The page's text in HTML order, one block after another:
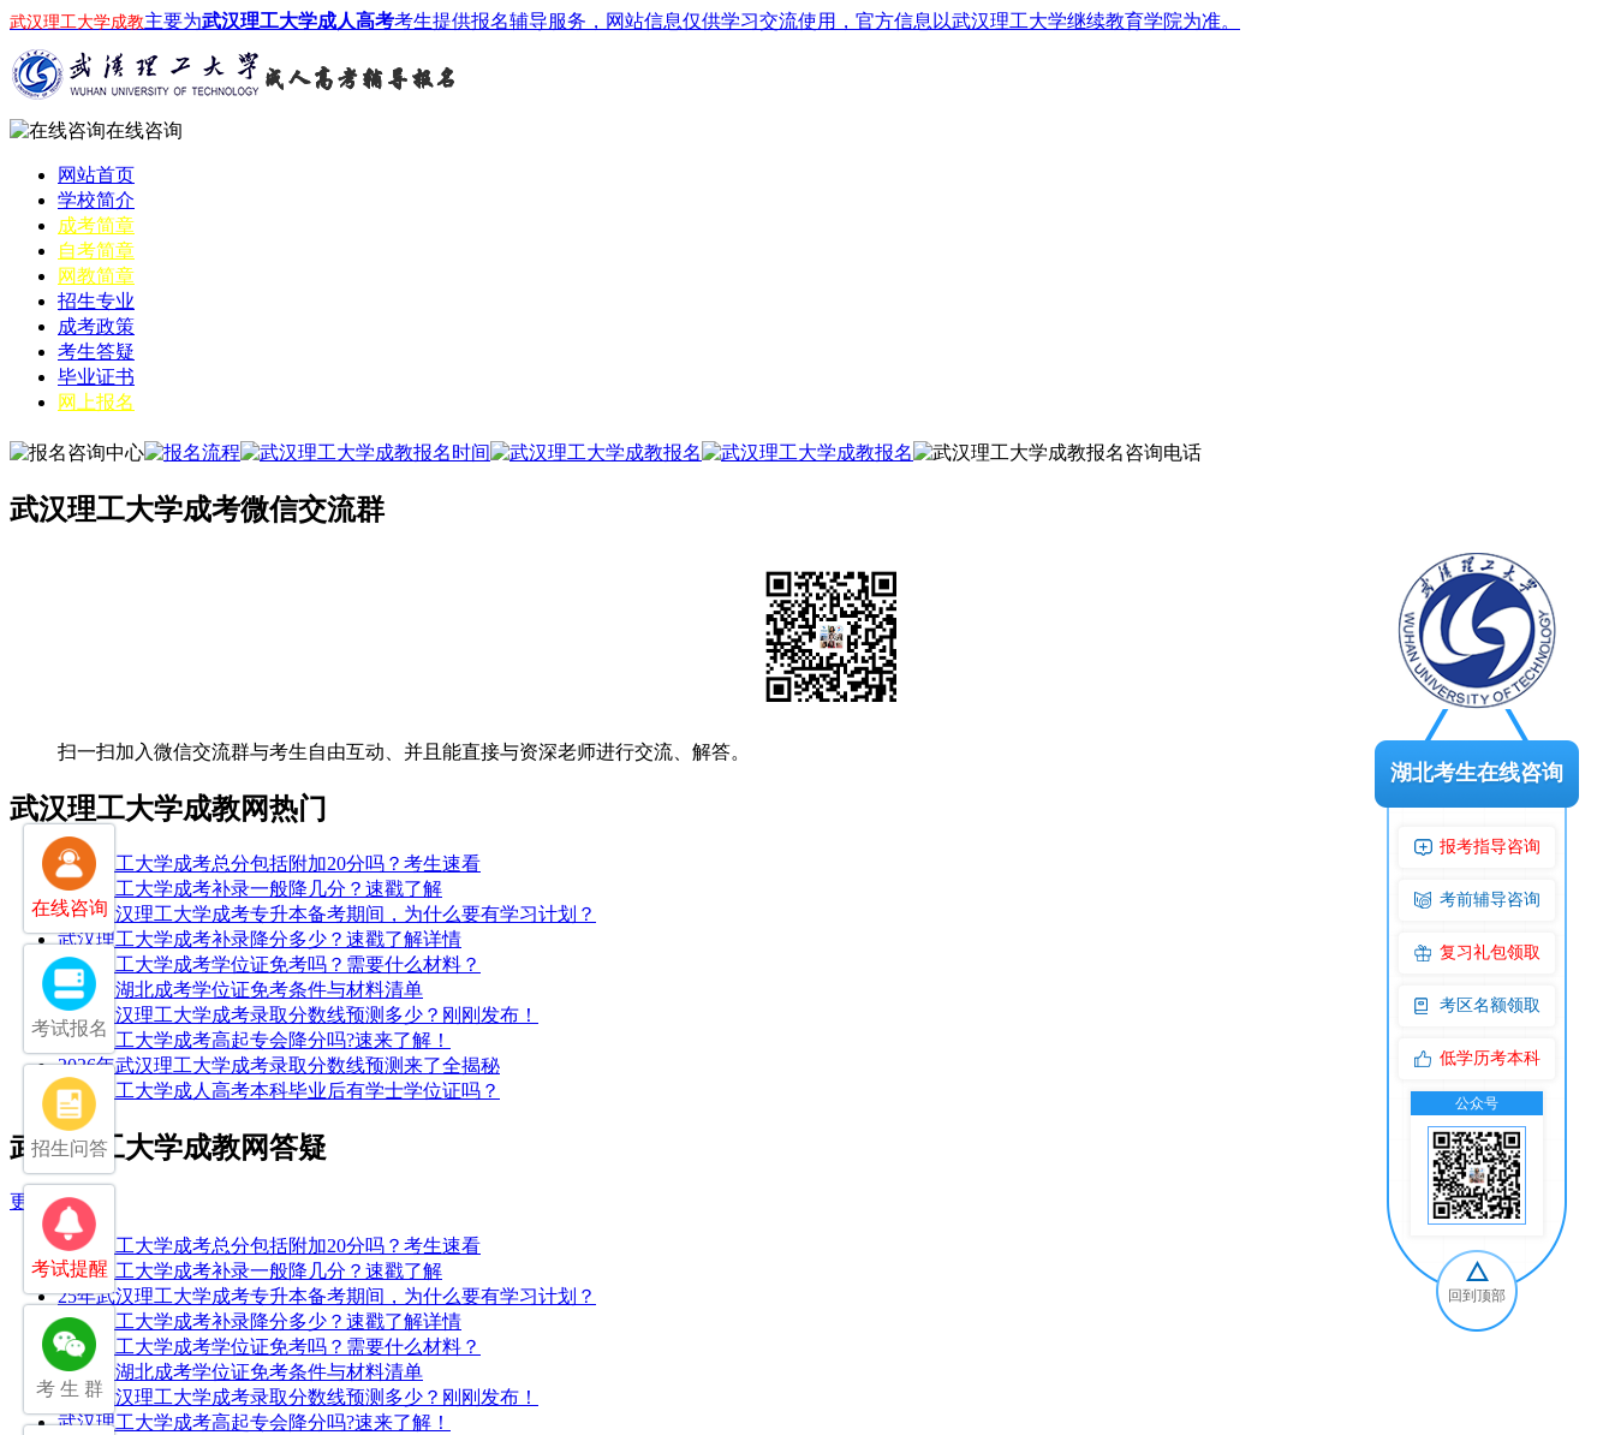
武汉理工大学成教主要为武汉理工大学成人高考考生提供报名辅导服务，网站信息仅供学习交流使用，官方信息以武汉理工大学继续教育学院为准。
在线咨询
网站首页
学校简介
成考简章
自考简章
网教简章
招生专业
成考政策
考生答疑
毕业证书
网上报名
武汉理工大学成考微信交流群
扫一扫加入微信交流群与考生自由互动、并且能直接与资深老师进行交流、解答。
武汉理工大学成教网热门
武汉理工大学成考总分包括附加20分吗？考生速看
武汉理工大学成考补录一般降几分？速戳了解
25年武汉理工大学成考专升本备考期间，为什么要有学习计划？
武汉理工大学成考补录降分多少？速戳了解详情
武汉理工大学成考学位证免考吗？需要什么材料？
2026年湖北成考学位证免考条件与材料清单
2025武汉理工大学成考录取分数线预测多少？刚刚发布！
武汉理工大学成考高起专会降分吗?速来了解！
2026年武汉理工大学成考录取分数线预测来了全揭秘
武汉理工大学成人高考本科毕业后有学士学位证吗？
武汉理工大学成教网答疑
更多>>
武汉理工大学成考总分包括附加20分吗？考生速看
武汉理工大学成考补录一般降几分？速戳了解
25年武汉理工大学成考专升本备考期间，为什么要有学习计划？
武汉理工大学成考补录降分多少？速戳了解详情
武汉理工大学成考学位证免考吗？需要什么材料？
2026年湖北成考学位证免考条件与材料清单
2025武汉理工大学成考录取分数线预测多少？刚刚发布！
武汉理工大学成考高起专会降分吗?速来了解！
在线咨询
考试报名
招生问答
考试提醒
考 生 群
湖北考生在线咨询
报考指导咨询
考前辅导咨询
复习礼包领取
考区名额领取
低学历考本科
公众号
回到顶部